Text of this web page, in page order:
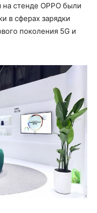
стенде OPPO были
в сферах зарядки
поколения 5G и